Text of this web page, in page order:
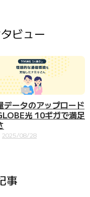
ビュー
データのアップロード
光 10ギガで満足
2025/08/28
事